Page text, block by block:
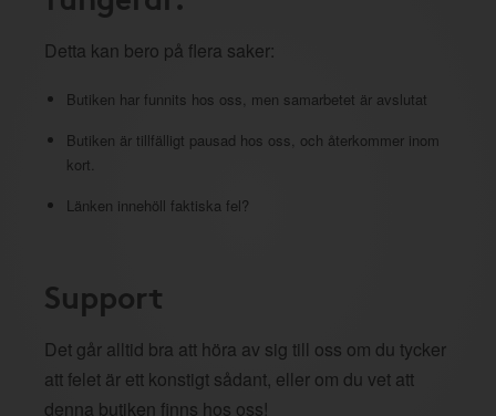
Detta kan bero på flera saker:
Butiken har funnits hos oss, men samarbetet är avslutat
Butiken är tillfälligt pausad hos oss, och återkommer inom
kort.
Länken innehöll faktiska fel?
Support
Det går alltid bra att höra av sig till oss om du tycker
att felet är ett konstigt sådant, eller om du vet att
denna butiken finns hos oss!